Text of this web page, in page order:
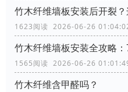
1623阅读 2026-06-26
竹木纤维墙板安装全攻略
1565阅读 2026-06-26
竹木纤维含甲醛吗？